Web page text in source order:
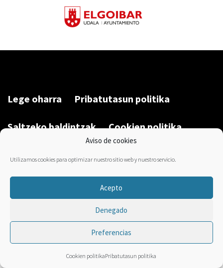
Aviso de cookies
Utilizamos cookies para optimizar nuestro sitio web y nuestro servicio.
Acepto
Denegado
Preferencias
Cookien politikaPribatutasun politika
Lege oharra Pribatutasun politika
Saltzeko baldintzak Cookien politika
Garatu du/Desarrollado por:Bravo Manager2026